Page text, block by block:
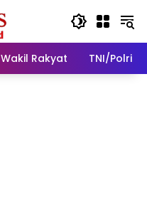
Wakil Rakyat TNI/Polri